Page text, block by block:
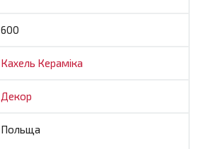
600
Кахель Кераміка
Декор
Польща